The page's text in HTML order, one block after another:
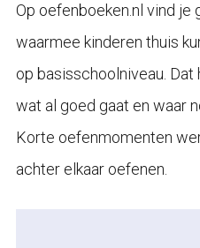
Op oefenboeken.nl vind je
waarmee kinderen thuis
op basisschoolniveau.
wat al goed gaat en waar
Korte oefenmomenten
achter elkaar oefenen.